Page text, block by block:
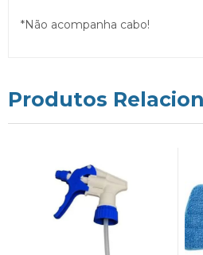
*Não acompanha cabo!
Produtos